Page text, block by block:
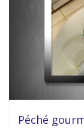
Péché